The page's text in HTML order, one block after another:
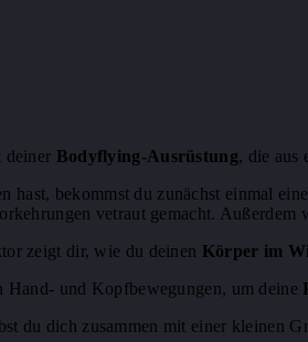
deiner Bodyflying-Ausrüstung, die aus
hast, bekommst du zunächst einmal
vetraut gemacht.
zeigt dir, wie du deinen Körper im
Hand- und Kopfbewegungen, um deine
du dich zusammen mit einer kleinen